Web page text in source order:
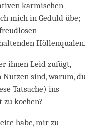
karmischen
mich in Geduld übe;
Höllenqualen.
ihnen Leid zufügt,
sind, warum, du
Tatsache) ins
zu kochen?
habe, mir zu